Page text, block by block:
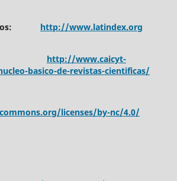
http://www.latindex.org
http://www.caicyt-
basico-de-revistas-cientificas/
licenses/by-nc/4.0/